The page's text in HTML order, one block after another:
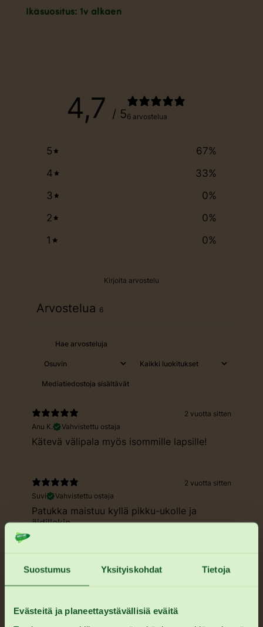
Suostumus Yksityiskohdat Tietoja
Evästeitä ja planeettaystävällisiä eväitä
Ikäsuositus: 1v alkaen
4,7 / 56 arvostelua
5 67%
4
33%
3
0%
2
0%
1
0%
Kirjoita arvostelu
Arvostelua 6
Mediatiedostoja sisältävät
2 vuotta sitten
Anu K.
Vahvistettu ostaja
Kätevä välipala myös isommille lapsille!
2 vuotta sitten
Suvi
Vahvistettu ostaja
Patukka maistuu kyllä pikku-ukolle ja
äidillekin.
Sofia
Vahvistettu ostaja